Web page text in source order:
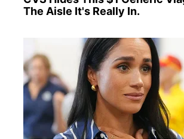
The Aisle It's Really In.